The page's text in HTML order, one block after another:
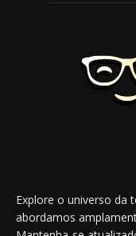
Explore o universo da
abordamos